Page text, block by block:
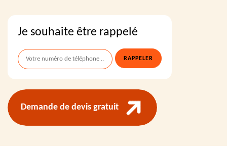
Je souhaite être rappelé
Demande de devis gratuit